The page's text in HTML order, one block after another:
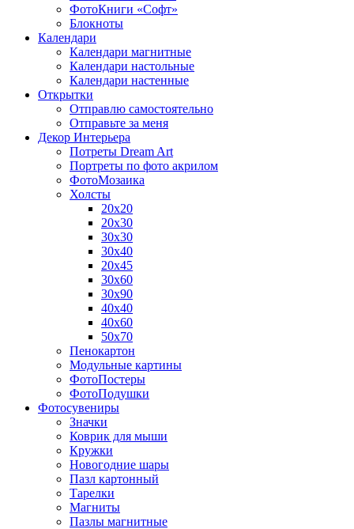
ФотоКниги «Софт»
Блокноты
Календари
Календари магнитные
Календари настольные
Календари настенные
Открытки
Отправлю самостоятельно
Отправьте за меня
Декор Интерьера
Потреты Dream Art
Портреты по фото акрилом
ФотоМозаика
Холсты
20х20
20х30
30х30
30х40
20х45
30х60
30х90
40х40
40х60
50х70
Пенокартон
Модульные картины
ФотоПостеры
ФотоПодушки
Фотоcувениры
Значки
Коврик для мыши
Кружки
Новогодние шары
Пазл картонный
Тарелки
Магниты
Пазлы магнитные